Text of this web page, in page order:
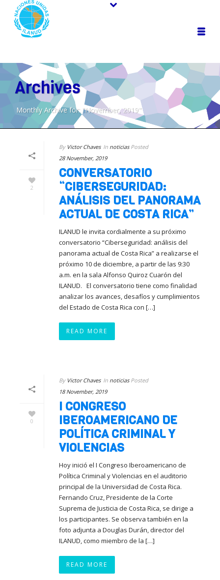
Archives
Monthly Archive for: "November, 2019"
2
By Victor Chaves In noticiasPosted
28 November, 2019
CONVERSATORIO
“CIBERSEGURIDAD:
ANÁLISIS DEL PANORAMA
ACTUAL DE COSTA RICA”
ILANUD le invita cordialmente a su próximo
conversatorio “Ciberseguridad: análisis del
panorama actual de Costa Rica” a realizarse el
próximo 10 de diciembre, a partir de las 9:30
a.m. en la sala Alfonso Quiroz Cuarón del
ILANUD. El conversatorio tiene como finalidad
analizar los avances, desafíos y cumplimientos
del Estado de Costa Rica con […]
READ MORE
0
By Victor Chaves In noticiasPosted
18 November, 2019
I CONGRESO
IBEROAMERICANO DE
POLÍTICA CRIMINAL Y
VIOLENCIAS
Hoy inició el I Congreso Iberoamericano de
Política Criminal y Violencias en el auditorio
principal de la Universidad de Costa Rica.
Fernando Cruz, Presidente de la Corte
Suprema de Justicia de Costa Rica, se dirige a
los participantes. Se observa también en la
foto adjunta a Douglas Durán, director del
ILANUD, como miembro de la […]
READ MORE